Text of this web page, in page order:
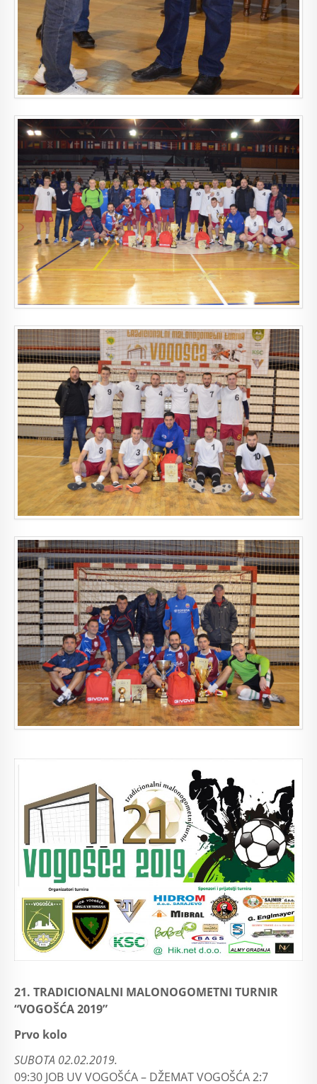
21. TRADICIONALNI MALONOGOMETNI TURNIR
“VOGOŠĆA 2019”
Prvo kolo
SUBOTA 02.02.2019.
09:30 JOB UV VOGOŠĆA – DŽEMAT VOGOŠĆA 2:7